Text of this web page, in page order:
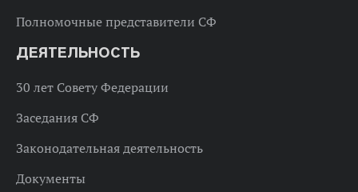
Полномочные представители СФ
ДЕЯТЕЛЬНОСТЬ
30 лет Совету Федерации
Заседания СФ
Законодательная деятельность
Документы